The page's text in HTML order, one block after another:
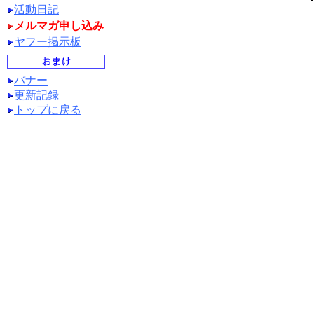
活動日記
メルマガ申し込み
ヤフー掲示板
バナー
更新記録
トップに戻る